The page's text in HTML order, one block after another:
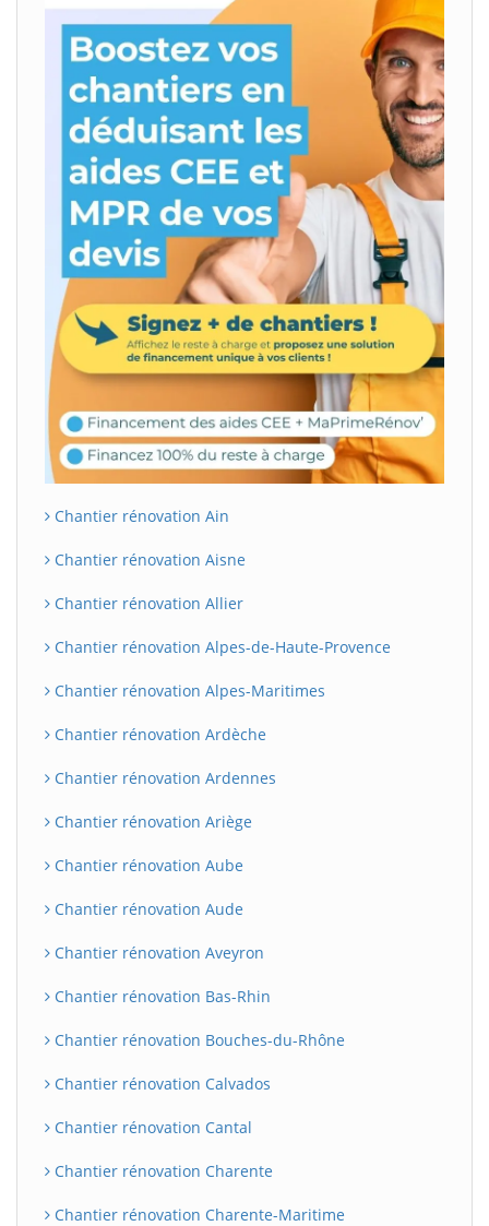
Chantier rénovation Ain
Chantier rénovation Aisne
Chantier rénovation Allier
Chantier rénovation Alpes-de-Haute-Provence
Chantier rénovation Alpes-Maritimes
Chantier rénovation Ardèche
Chantier rénovation Ardennes
Chantier rénovation Ariège
Chantier rénovation Aube
Chantier rénovation Aude
Chantier rénovation Aveyron
Chantier rénovation Bas-Rhin
Chantier rénovation Bouches-du-Rhône
Chantier rénovation Calvados
Chantier rénovation Cantal
Chantier rénovation Charente
Chantier rénovation Charente-Maritime